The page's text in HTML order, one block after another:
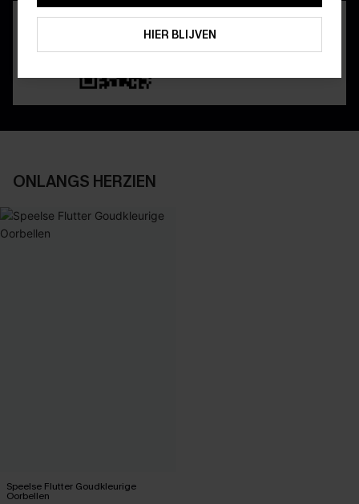
ONLANGS HERZIEN
Speelse Flutter Goudkleurige
Oorbellen
HIER BLIJVEN
ABONNEREN